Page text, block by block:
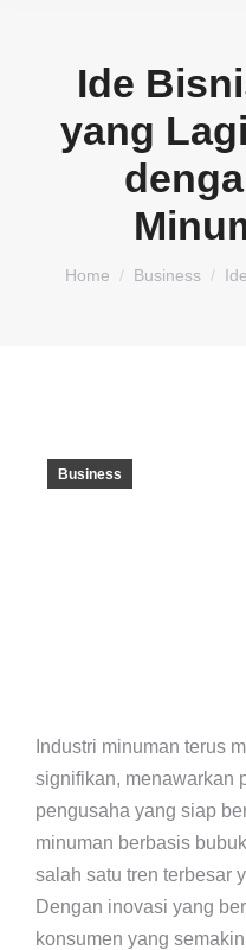
Ide
yang
You are here:
Home Business
Business
Industri minuman terus
signifikan, menawarkan
pengusaha yang siap
minuman berbasis
salah satu tren terbesar
Dengan inovasi yang
konsumen yang